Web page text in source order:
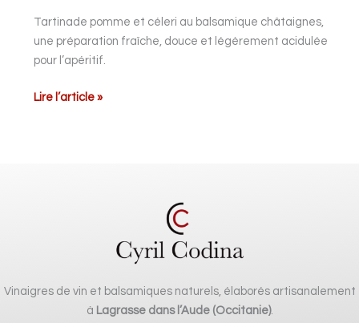
Tartinade pomme et céleri au balsamique châtaignes,
une préparation fraîche, douce et légèrement acidulée
pour l’apéritif.
Lire l’article »
Vinaigres de vin et balsamiques naturels, élaborés artisanalement
à Lagrasse dans l’Aude (Occitanie).